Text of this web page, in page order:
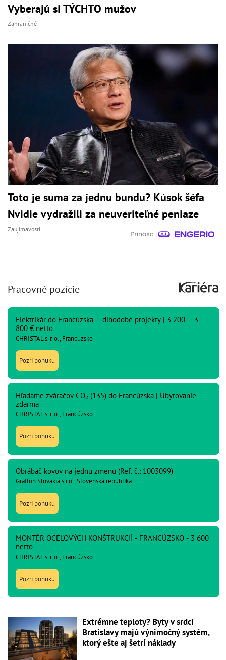
Vyberajú si TÝCHTO mužov
Zahraničné
Toto je suma za jednu bundu? Kúsok šéfa
Nvidie vydražili za neuveriteľné peniaze
Zaujímavosti
Pracovné pozície
Elektrikár do Francúzska – dlhodobé projekty | 3 200 – 3
800 € netto
CHRISTAL s. r. o., Francúzsko
Pozri ponuku
Hľadáme zváračov CO₂ (135) do Francúzska | Ubytovanie
zdarma
CHRISTAL s. r. o., Francúzsko
Pozri ponuku
Obrábač kovov na jednu zmenu (Ref. č.: 1003099)
Grafton Slovakia s.r.o., Slovenská republika
Pozri ponuku
MONTÉR OCEĽOVÝCH KONŠTRUKCIÍ - FRANCÚZSKO - 3 600
netto
CHRISTAL s. r. o., Francúzsko
Pozri ponuku
Extrémne teploty? Byty v srdci
Bratislavy majú výnimočný systém,
ktorý ešte aj šetrí náklady